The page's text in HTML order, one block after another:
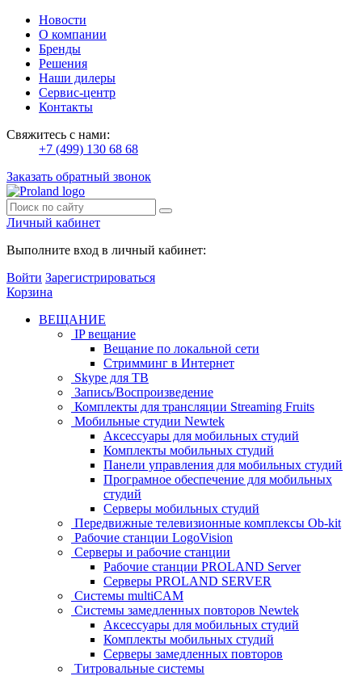
Новости
О компании
Бренды
Решения
Наши дилеры
Сервис-центр
Контакты
Свяжитесь с нами:
+7 (499) 130 68 68
Заказать обратный звонок
Личный кабинет
Выполните вход в личный кабинет:
Войти Зарегистрироваться
Корзина
ВЕЩАНИЕ
IP вещание
Вещание по локальной сети
Стримминг в Интернет
Skype для ТВ
Запись/Воспроизведение
Комплекты для трансляции Streaming Fruits
Мобильные студии Newtek
Аксессуары для мобильных студий
Комплекты мобильных студий
Панели управления для мобильных студий
Програмное обеспечение для мобильных
студий
Серверы мобильных студий
Передвижные телевизионные комплексы Ob-kit
Рабочие станции LogoVision
Серверы и рабочие станции
Рабочие станции PROLAND Server
Серверы PROLAND SERVER
Системы multiCAM
Системы замедленных повторов Newtek
Аксессуары для мобильных студий
Комплекты мобильных студий
Серверы замедленных повторов
Титровальные системы